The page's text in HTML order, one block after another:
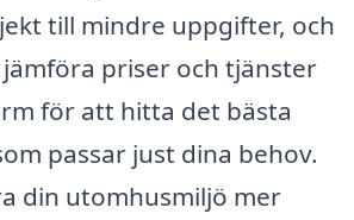
till mindre uppgifter, och
priser och tjänster
för att hitta det bästa
passar just dina behov.
din utomhusmiljö mer